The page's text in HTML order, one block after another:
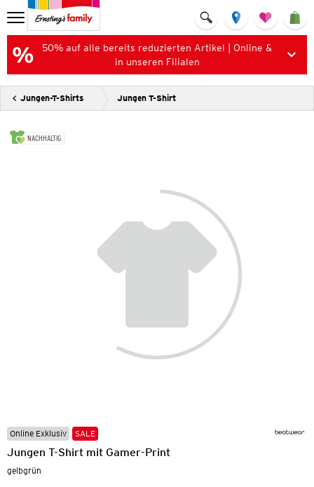
50% auf alle bereits reduzierten Artikel | Online &
in unseren Filialen
Jungen-T-Shirts Jungen T-Shirt
NACHHALTIG
Online Exklusiv SALE
Jungen T-Shirt mit Gamer-Print
gelbgrün